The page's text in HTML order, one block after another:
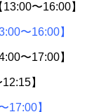
〜16:00】
〜16:00】
〜17:00】
】
17:00】